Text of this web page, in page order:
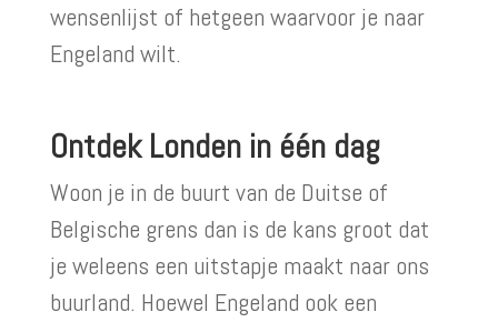
wensenlijst of hetgeen waarvoor je naar
Engeland wilt.
Ontdek Londen in één dag
Woon je in de buurt van de Duitse of
Belgische grens dan is de kans groot dat
je weleens een uitstapje maakt naar ons
buurland. Hoewel Engeland ook een